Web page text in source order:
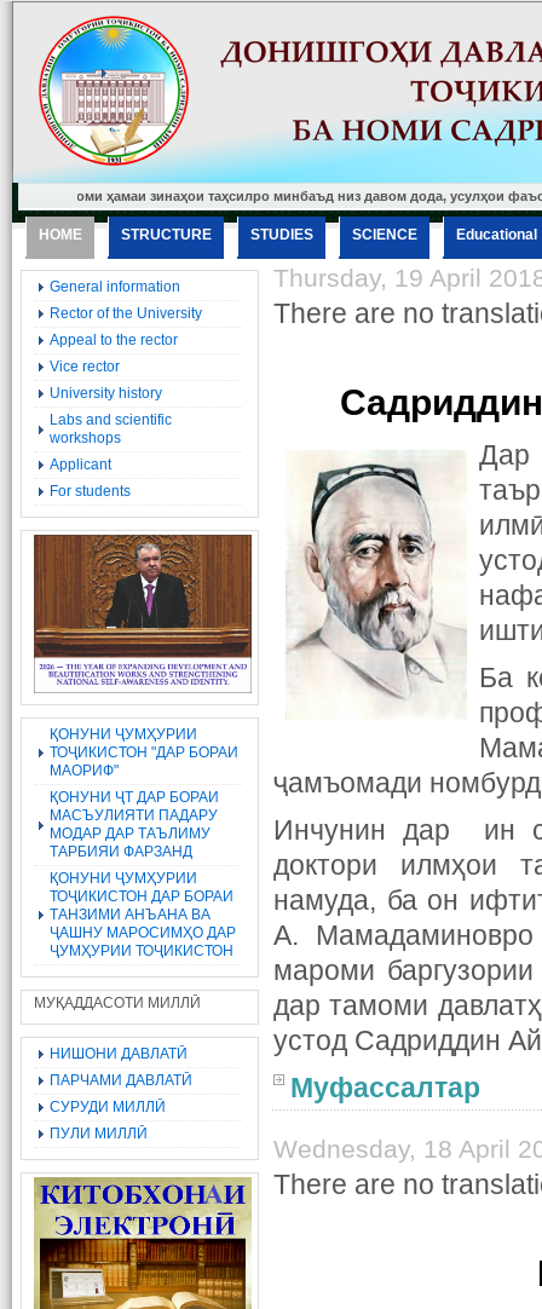
ҳамаи зинаҳои таҳсилро минбаъд низ давом дода, усулҳои фаъоли
HOME STRUCTURE STUDIES SCIENCE Еducational
General information
Rector of the University
Appeal to the rector
Vice rector
University history
Labs and scientific
workshops
Applicant
For students
ҚОНУНИ ҶУМҲУРИИ
ТОҶИКИСТОН "ДАР БОРАИ
МАОРИФ"
ҚОНУНИ ҶТ ДАР БОРАИ
МАСЪУЛИЯТИ ПАДАРУ
МОДАР ДАР ТАЪЛИМУ
ТАРБИЯИ ФАРЗАНД
ҚОНУНИ ҶУМҲУРИИ
ТОҶИКИСТОН ДАР БОРАИ
ТАНЗИМИ АНЪАНА ВА
ҶАШНУ МАРОСИМҲО ДАР
ҶУМҲУРИИ ТОҶИКИСТОН
МУҚАДДАСОТИ МИЛЛӢ
НИШОНИ ДАВЛАТӢ
ПАРЧАМИ ДАВЛАТӢ
СУРУДИ МИЛЛӢ
ПУЛИ МИЛЛӢ
Thursday, 19 April
There are no
Дар
Ба
ҷамъомади
Инчунин дар ин
доктори илмҳои
намуда, ба он
А.
мароми
дар тамоми
устод Садриддин
Муфассалтар
Wednesday, 18 April
There are no